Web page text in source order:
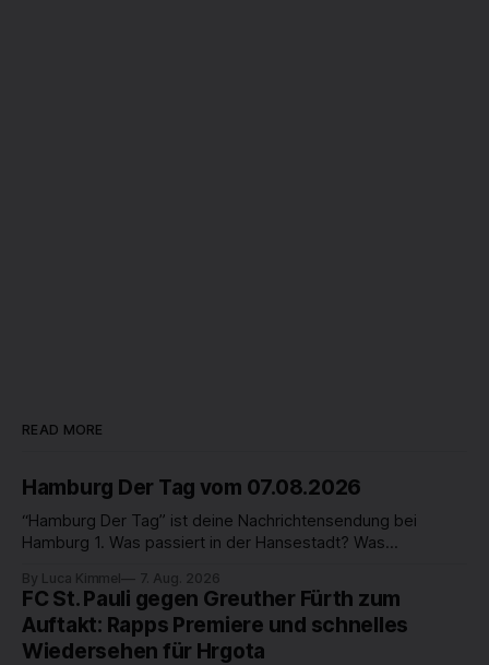
READ MORE
Hamburg Der Tag vom 07.08.2026
“Hamburg Der Tag” ist deine Nachrichtensendung bei
Hamburg 1. Was passiert in der Hansestadt? Was
in unserer Stadt an? Fragen, die von Montag bis Freitag LIVE
um 18 Uhr beantwortet werden - auf YouTube und im TV.
By Luca Kimmel 7. Aug. 2026
FC St. Pauli gegen Greuther Fürth zum
Auftakt: Rapps Premiere und schnelles
Wiedersehen für Hrgota